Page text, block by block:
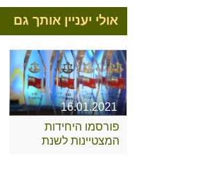
אולי יעניין אותך גם
16.01.2021
פורסמו היחידות
המצטיינות לשנת